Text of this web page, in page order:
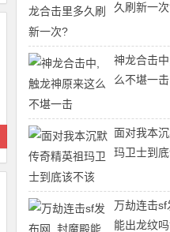
久刷新一
神龙合击
么不堪一击
面对我本
玛卫士到
万劫连击sf
能出龙纹